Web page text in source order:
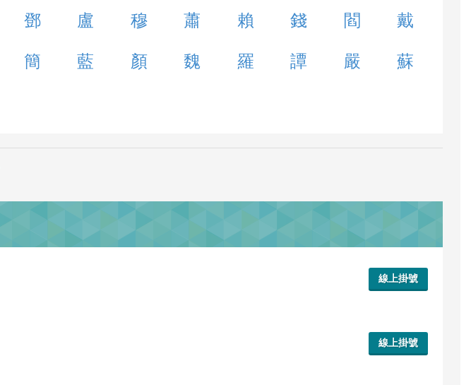
鄧 盧 穆 蕭 賴 錢 閻 戴
簡 藍 顏 魏 羅 譚 嚴 蘇
線上掛號
線上掛號